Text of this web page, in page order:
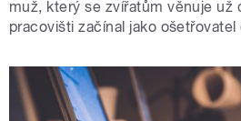
muž, který se zvířatům věnuje už
pracovišti začínal jako